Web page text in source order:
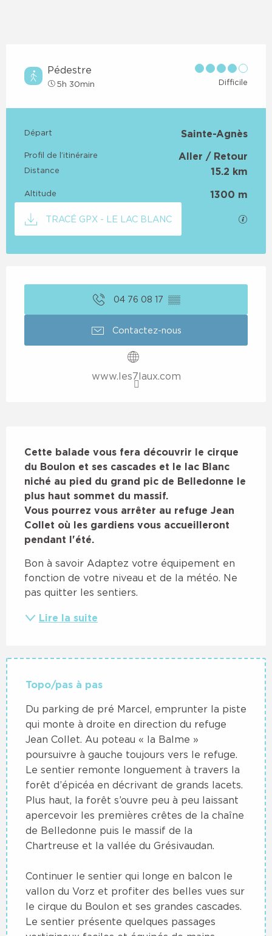
Pédestre
5h 30min Difficile
Informations pratiques
Départ Sainte-Agnès
Profil de l’itinéraire Aller / Retour
Distance 15.2 km
Altitude 1300 m
TRACÉ GPX - LE LAC BLANC
04 76 08 17 ▒▒
Contactez-nous
www.les7laux.com
Cette balade vous fera découvrir le cirque
du Boulon et ses cascades et le lac Blanc
niché au pied du grand pic de Belledonne le
plus haut sommet du massif.
Vous pourrez vous arrêter au refuge Jean
Collet où les gardiens vous accueilleront
pendant l'été.
Bon à savoir Adaptez votre équipement en
fonction de votre niveau et de la météo. Ne
pas quitter les sentiers.
Lire la suite
Topo/pas à pas
Du parking de pré Marcel, emprunter la piste
qui monte à droite en direction du refuge
Jean Collet. Au poteau « la Balme »
poursuivre à gauche toujours vers le refuge.
Le sentier remonte longuement à travers la
forêt d’épicéa en décrivant de grands lacets.
Plus haut, la forêt s’ouvre peu à peu laissant
apercevoir les premières crêtes de la chaîne
de Belledonne puis le massif de la
Chartreuse et la vallée du Grésivaudan.
Continuer le sentier qui longe en balcon le
vallon du Vorz et profiter des belles vues sur
le cirque du Boulon et ses grandes cascades.
Le sentier présente quelques passages